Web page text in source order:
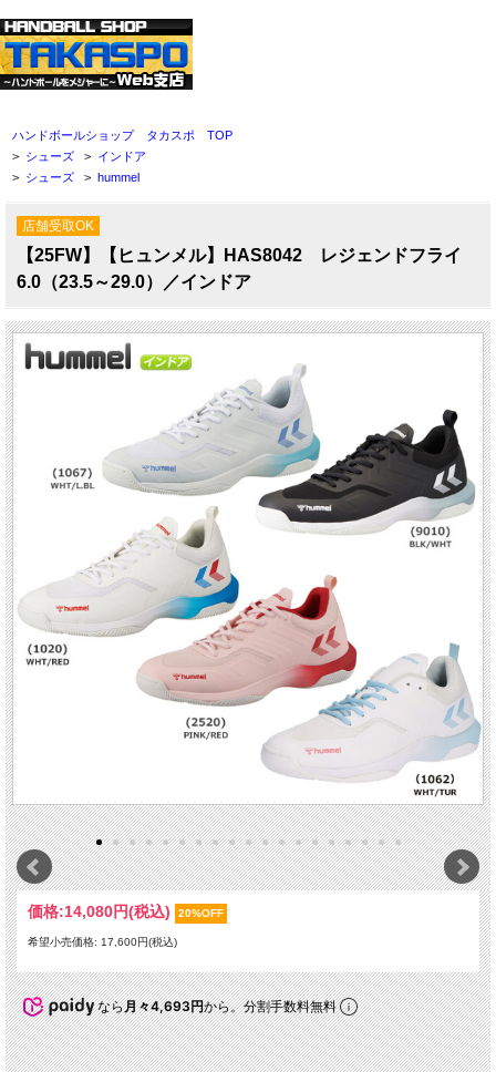
ハンドボールショップ タカスポ TOP
> シューズ > インドア
> シューズ > hummel
店舗受取OK
【25FW】【ヒュンメル】HAS8042 レジェンドフライ
6.0（23.5～29.0）／インドア
価格:14,080円(税込) 20%OFF
希望小売価格: 17,600円(税込)
なら月々4,693円から。分割手数料無料